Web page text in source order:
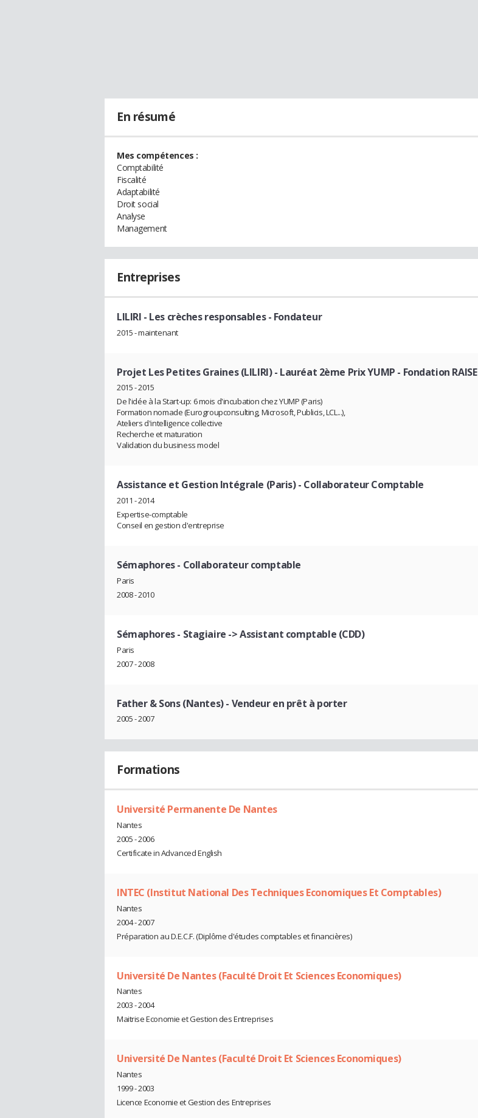
En résumé
Mes compétences :
Comptabilité
Fiscalité
Adaptabilité
Droit social
Analyse
Management
Entreprises
LILIRI - Les crèches responsables- Fondateur
2015 - maintenant
Projet Les Petites Graines (LILIRI)- Lauréat 2ème Prix YUMP - Fondation RAISE
2015 - 2015
De l'idée à la Start-up: 6 mois d'incubation chez YUMP (Paris)
Formation nomade (Eurogroupconsulting, Microsoft, Publicis, LCL...),
Ateliers d'intelligence collective
Recherche et maturation
Validation du business model
Assistance et Gestion Intégrale (Paris)- Collaborateur Comptable
2011 - 2014
Expertise-comptable
Conseil en gestion d'entreprise
Sémaphores- Collaborateur comptable
Paris
2008 - 2010
Sémaphores- Stagiaire -> Assistant comptable (CDD)
Paris
2007 - 2008
Father & Sons (Nantes)- Vendeur en prêt à porter
2005 - 2007
Formations
Université Permanente De Nantes
Nantes
2005 - 2006
Certificate in Advanced English
INTEC (Institut National Des Techniques Economiques Et Comptables)
Nantes
2004 - 2007
Préparation au D.E.C.F. (Diplôme d'études comptables et financières)
Université De Nantes (Faculté Droit Et Sciences Economiques)
Nantes
2003 - 2004
Maitrise Economie et Gestion des Entreprises
Université De Nantes (Faculté Droit Et Sciences Economiques)
Nantes
1999 - 2003
Licence Economie et Gestion des Entreprises